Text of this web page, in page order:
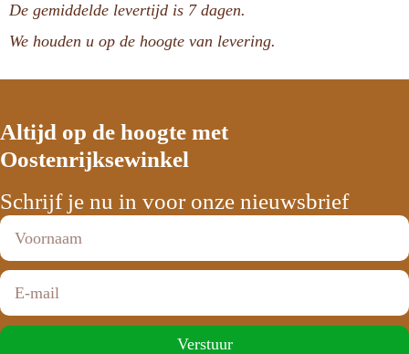
De gemiddelde levertijd is 7 dagen.
We houden u op de hoogte van levering.
Altijd op de hoogte met
Oostenrijksewinkel
Schrijf je nu in voor onze nieuwsbrief
Verstuur